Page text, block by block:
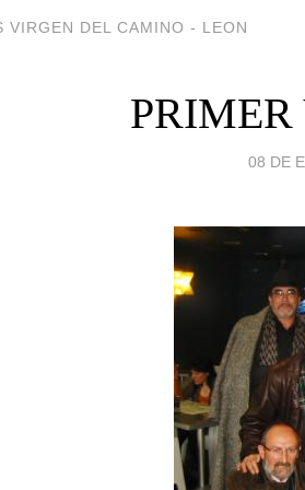
VIRGEN DEL CAMINO - LEON
PRIMER
08 DE